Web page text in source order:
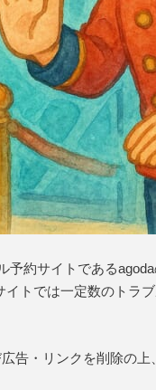
約サイトである
トでは一定数のトラ
告・リンクを削除の上、